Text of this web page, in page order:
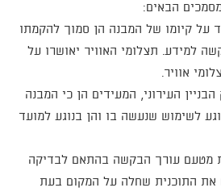
הבאים:
על קיומו של המבנה הן סמוך להקמתו
למידע. תצלומי האוויר יאושרו על
אוויר.
העירוני, המעידים הן כי המבנה
לשימוש שנעשה בו והן בנוגע למועד
מטעם עורך הבקשה בהתאם לבדיקה
את התוכנית שחלה על המקום בעת